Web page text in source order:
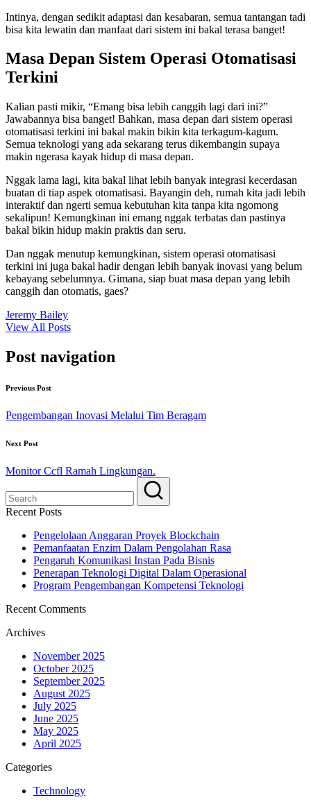
Intinya, dengan sedikit adaptasi dan kesabaran, semua tantangan tadi
bisa kita lewatin dan manfaat dari sistem ini bakal terasa banget!
Masa Depan Sistem Operasi Otomatisasi
Terkini
Kalian pasti mikir, “Emang bisa lebih canggih lagi dari ini?”
Jawabannya bisa banget! Bahkan, masa depan dari sistem operasi
otomatisasi terkini ini bakal makin bikin kita terkagum-kagum.
Semua teknologi yang ada sekarang terus dikembangin supaya
makin ngerasa kayak hidup di masa depan.
Nggak lama lagi, kita bakal lihat lebih banyak integrasi kecerdasan
buatan di tiap aspek otomatisasi. Bayangin deh, rumah kita jadi lebih
interaktif dan ngerti semua kebutuhan kita tanpa kita ngomong
sekalipun! Kemungkinan ini emang nggak terbatas dan pastinya
bakal bikin hidup makin praktis dan seru.
Dan nggak menutup kemungkinan, sistem operasi otomatisasi
terkini ini juga bakal hadir dengan lebih banyak inovasi yang belum
kebayang sebelumnya. Gimana, siap buat masa depan yang lebih
canggih dan otomatis, gaes?
Jeremy Bailey
View All Posts
Post navigation
Previous Post
Pengembangan Inovasi Melalui Tim Beragam
Next Post
Monitor Ccfl Ramah Lingkungan.
Recent Posts
Pengelolaan Anggaran Proyek Blockchain
Pemanfaatan Enzim Dalam Pengolahan Rasa
Pengaruh Komunikasi Instan Pada Bisnis
Penerapan Teknologi Digital Dalam Operasional
Program Pengembangan Kompetensi Teknologi
Recent Comments
Archives
November 2025
October 2025
September 2025
August 2025
July 2025
June 2025
May 2025
April 2025
Categories
Technology